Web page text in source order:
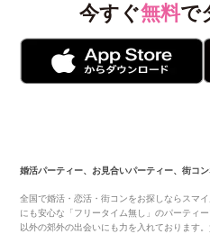
今すぐ無料で
婚活パーティー、お見合いパーティー、街コン
全国で婚活・恋活・街コンをお探しならスマ
にも安心な「フリータイム無し」のパーティ
以外の郊外の出会いにも力を入れております